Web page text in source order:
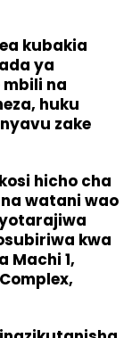
kubakia
ya
na
huku
zake
hicho cha
watani wao
kwa
Machi 1,